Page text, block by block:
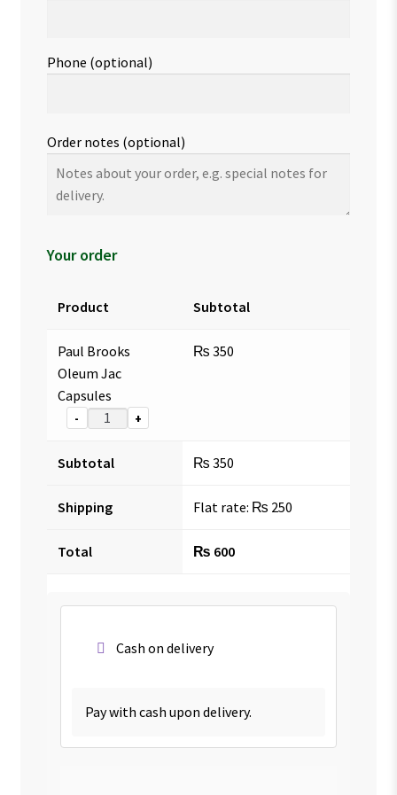
Phone (optional)
Order notes (optional)
Your order
Product Subtotal
Paul Brooks
Oleum Jac
Capsules
- +
₨ 350
Subtotal ₨ 350
Shipping Flat rate: ₨ 250
Total ₨ 600
Cash on delivery
Pay with cash upon delivery.